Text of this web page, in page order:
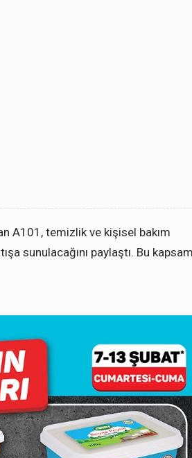
A101, temizlik ve kişisel bakım
sunulacağını paylaştı. Bu